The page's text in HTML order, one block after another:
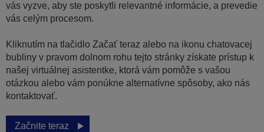
vás vyzve, aby ste poskytli relevantné informácie, a prevedie
vás celým procesom.
Kliknutím na tlačidlo Začať teraz alebo na ikonu chatovacej
bubliny v pravom dolnom rohu tejto stránky získate prístup k
našej virtuálnej asistentke, ktorá vám pomôže s vašou
otázkou alebo vám ponúkne alternatívne spôsoby, ako nás
kontaktovať.
Začnite teraz